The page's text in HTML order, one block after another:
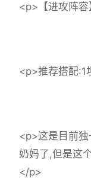
<p>【进攻阵
<p>推荐搭配:1
<p>这是目前
奶妈了,但是这
</p>